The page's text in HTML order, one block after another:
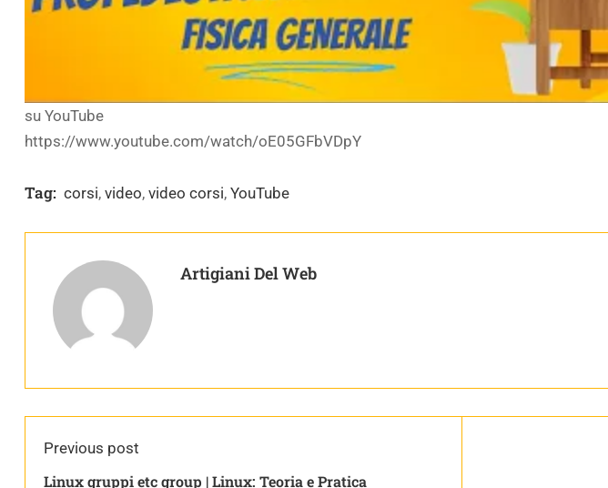
su YouTube
https://www.youtube.com/watch/oE05GFbVDpY
Tag: corsi, video, video corsi, YouTube
Artigiani Del Web
Previous post
Linux gruppi etc group | Linux: Teoria e Pratica